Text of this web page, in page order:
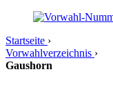
Startseite ›
Vorwahlverzeichnis ›
Gaushorn